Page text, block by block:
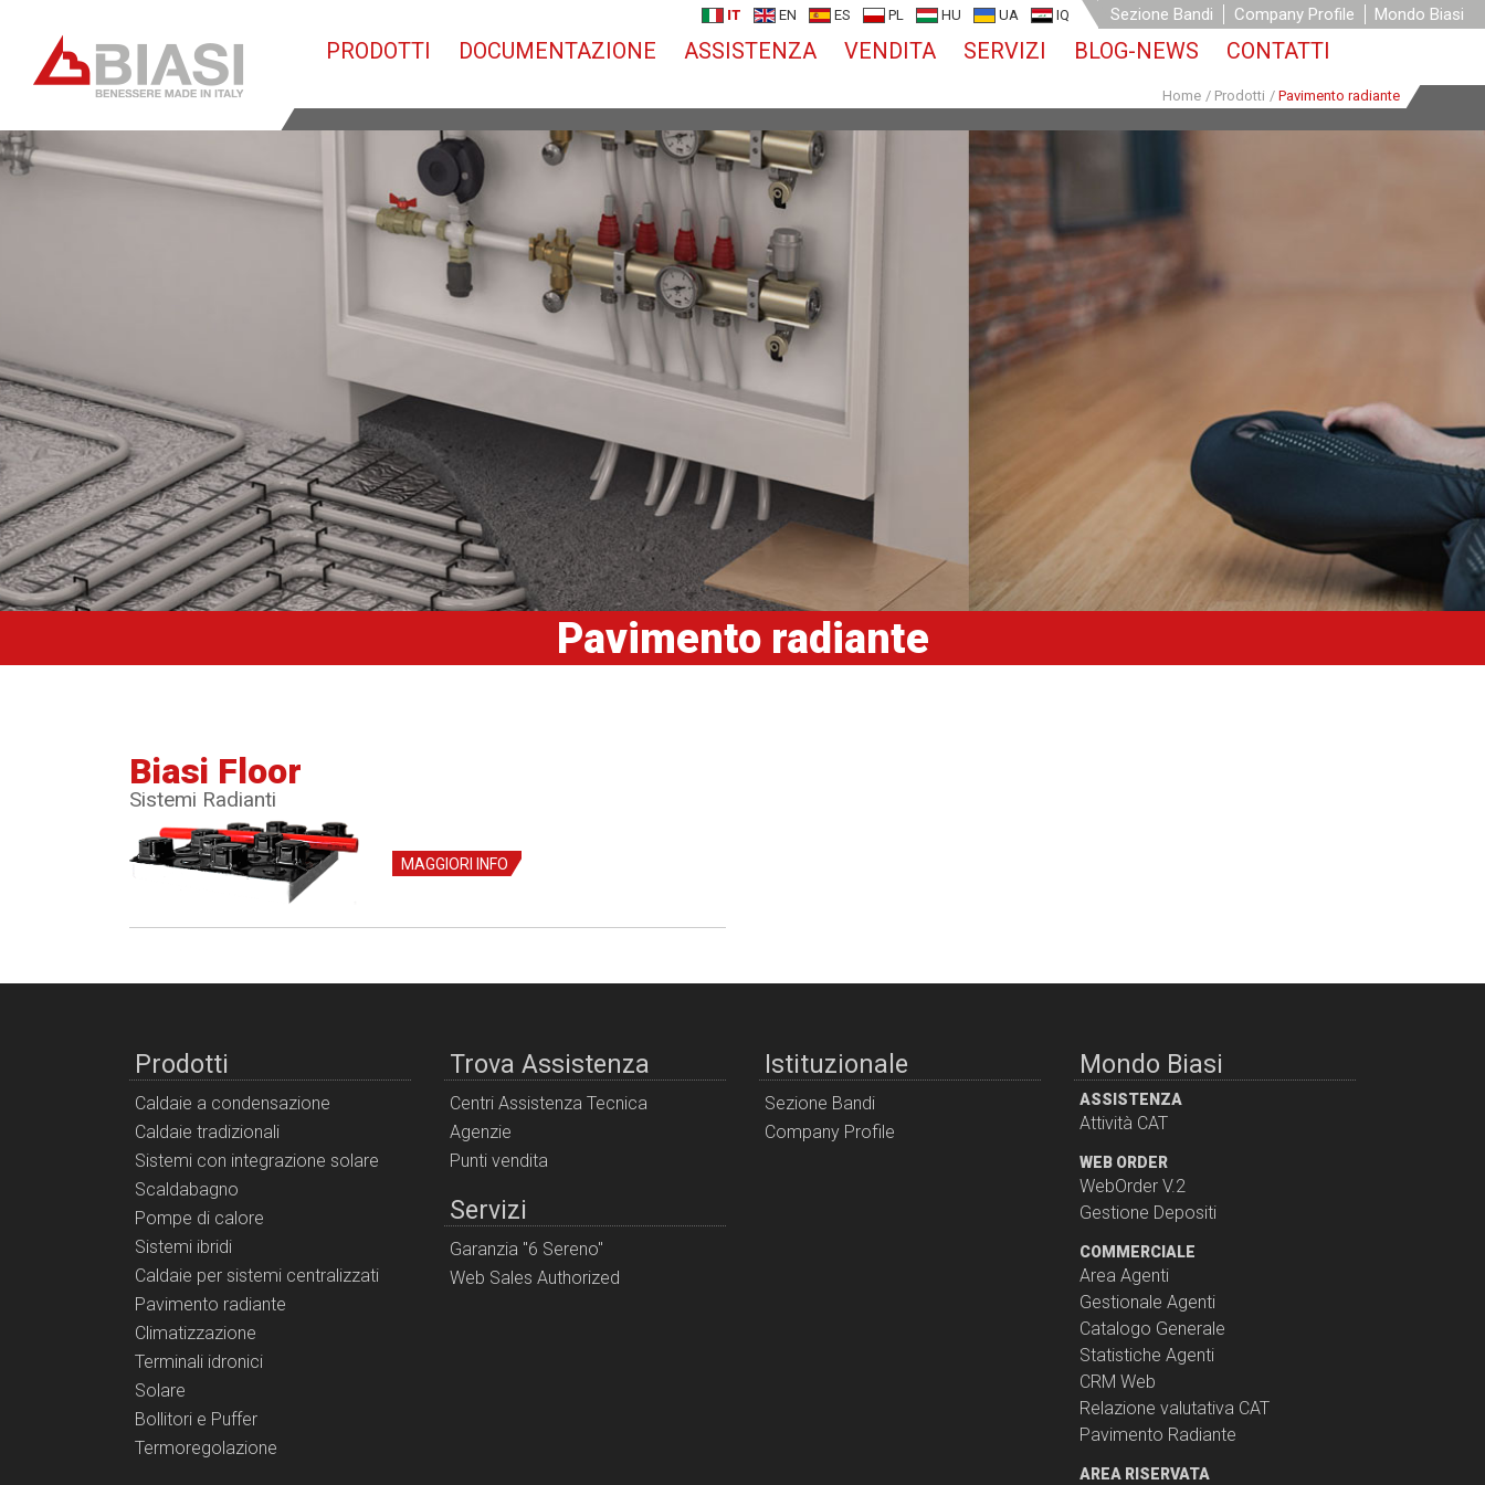
IT EN ES PL HU UA IQ Sezione Bandi Company Profile Mondo Biasi
PRODOTTI DOCUMENTAZIONE ASSISTENZA VENDITA SERVIZI BLOG-NEWS CONTATTI
Home / Prodotti / Pavimento radiante
Pavimento radiante
Biasi Floor
Sistemi Radianti
MAGGIORI INFO
Prodotti
Caldaie a condensazione
Caldaie tradizionali
Sistemi con integrazione solare
Scaldabagno
Pompe di calore
Sistemi ibridi
Caldaie per sistemi centralizzati
Pavimento radiante
Climatizzazione
Terminali idronici
Solare
Bollitori e Puffer
Termoregolazione
Trova Assistenza
Centri Assistenza Tecnica
Agenzie
Punti vendita
Servizi
Garanzia "6 Sereno"
Web Sales Authorized
Istituzionale
Sezione Bandi
Company Profile
Mondo Biasi
ASSISTENZA
Attività CAT
WEB ORDER
WebOrder V.2
Gestione Depositi
COMMERCIALE
Area Agenti
Gestionale Agenti
Catalogo Generale
Statistiche Agenti
CRM Web
Relazione valutativa CAT
Pavimento Radiante
AREA RISERVATA